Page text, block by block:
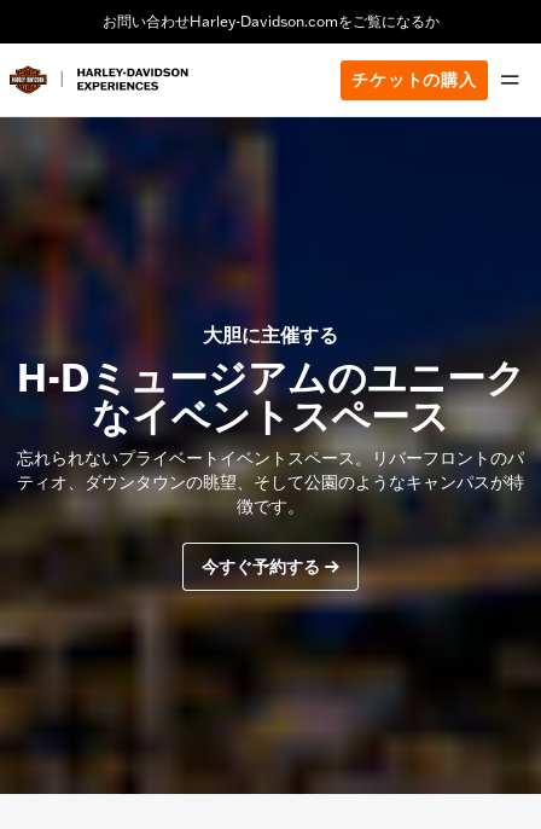
お問い合わせHarley-Davidson.comをご覧になるか
チケットの購入
大胆に主催する
H-Dミュージアムのユニーク
なイベントスペース
忘れられないプライベートイベントスペース。リバーフロントのパ
ティオ、ダウンタウンの眺望、そして公園のようなキャンパスが特
徴です。
今すぐ予約する